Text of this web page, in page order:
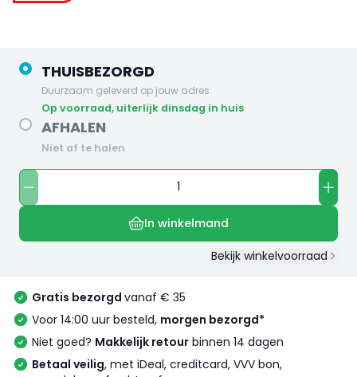
THUISBEZORGD
Duurzaam geleverd op jouw adres
op voorraad, uiterlijk dinsdag in huis
AFHALEN
Niet af te halen
In winkelmand
Bekijk winkelvoorraad
Gratis bezorgd vanaf € 35
Voor 14:00 uur besteld, morgen bezorgd*
Niet goed? Makkelijk retour binnen 14 dagen
Betaal veilig, met iDeal, creditcard, VVV bon,